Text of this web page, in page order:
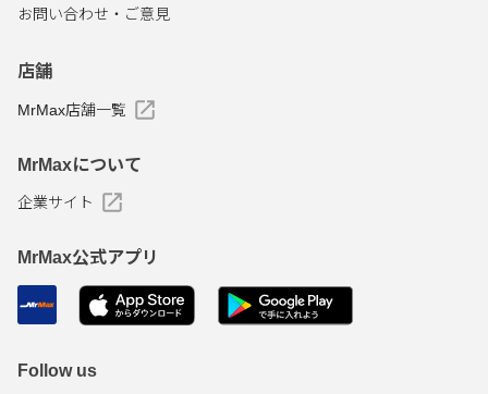
お問い合わせ・ご意見
店舗
MrMax店舗一覧
MrMaxについて
企業サイト
MrMax公式アプリ
Follow us